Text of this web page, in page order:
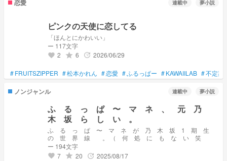
恋愛 連載中 夢小説
ピンクの天使に恋してる
「ほんとにかわいい」
ー 117文字
favorite 2 grade 6 update 2026/06/29
#FRUITSZIPPER #松本かれん #恋愛 #ふるっぱー #KAWAIILAB #不定期
ノンジャンル 連載中 夢小説
ふ る っ ぱ 〜 マ ネ 、 元 乃
木 坂 ら し い 。
ふ る っ ぱ 〜 マ ネ が 乃 木 坂 1 期 生
の 世 界 線 。 （ 何 処 に も な い 笑
ー 194文字
favorite 7 grade 20 update 2025/08/17